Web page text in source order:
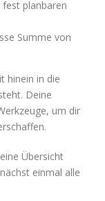
planbaren
Summe von
hinein in die
Deine
um dir
Übersicht
einmal alle